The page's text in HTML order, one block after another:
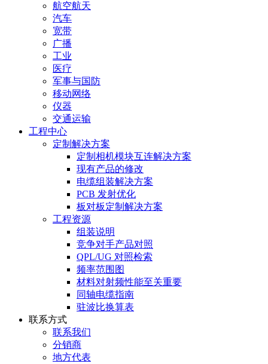
航空航天
汽车
宽带
广播
工业
医疗
军事与国防
移动网络
仪器
交通运输
工程中心
定制解决方案
定制相机模块互连解决方案
现有产品的修改
电缆组装解决方案
PCB 发射优化
板对板定制解决方案
工程资源
组装说明
竞争对手产品对照
QPL/UG 对照检索
频率范围图
材料对射频性能至关重要
同轴电缆指南
驻波比换算表
联系方式
联系我们
分销商
地方代表